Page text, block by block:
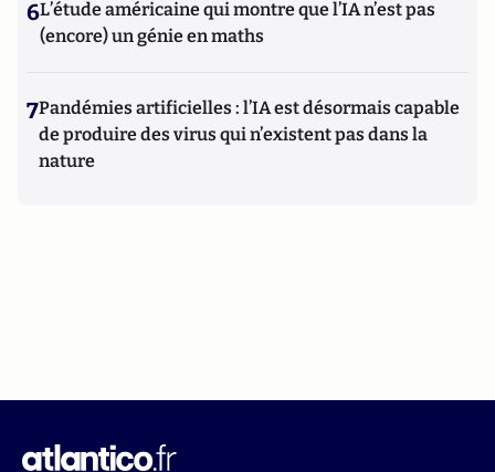
6L’étude américaine qui montre que l’IA n’est pas
(encore) un génie en maths
7Pandémies artificielles : l’IA est désormais capable
de produire des virus qui n’existent pas dans la
nature